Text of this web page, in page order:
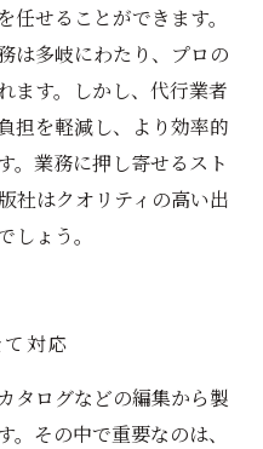
せることができます。
は多岐にわたり、プロの
ます。しかし、代行業者
担を軽減し、より効率的
。業務に押し寄せるスト
社はクオリティの高い出
ょう。
対応
タログなどの編集から製
その中で重要なのは、